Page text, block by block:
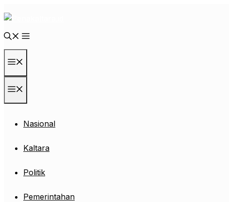
ke
isi
Nasional
Kaltara
Politik
Pemerintahan